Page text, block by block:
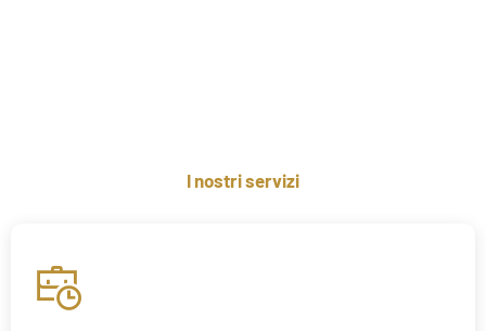
I nostri servizi